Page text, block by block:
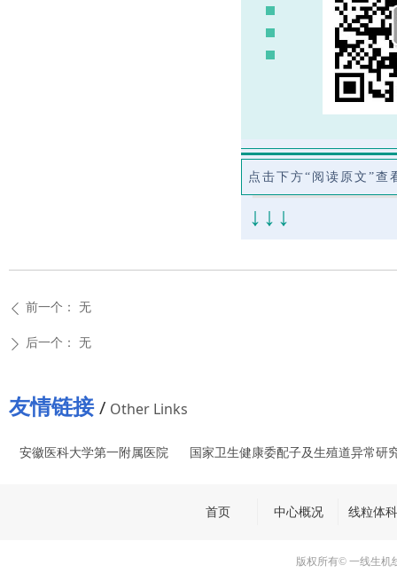
点击下方“阅读原文”查
↓↓↓
ꄴ 前一个： 无
ꄲ 后一个： 无
首页 中心概况 线粒体
友情链接/ Other Links
安徽医科大学第一附属医院 国家卫生健康委配子及生殖道异常研
版权所有© 一线生机